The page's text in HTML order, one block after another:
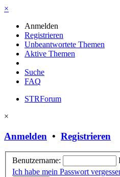
×
Anmelden
Registrieren
Unbeantwortete Themen
Aktive Themen
Suche
FAQ
STRForum
×
Anmelden • Registrieren
Benutzername:
Ich habe mein Passwort